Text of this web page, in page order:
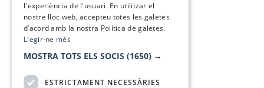
l'experiència de l'usuari. En utilitzar el
nostre lloc web, accepteu totes les galetes
d’acord amb la nostra Política de galetes.
Llegir-ne més
MOSTRA TOTS ELS SOCIS (1650) →
ESTRICTAMENT NECESSÀRIES